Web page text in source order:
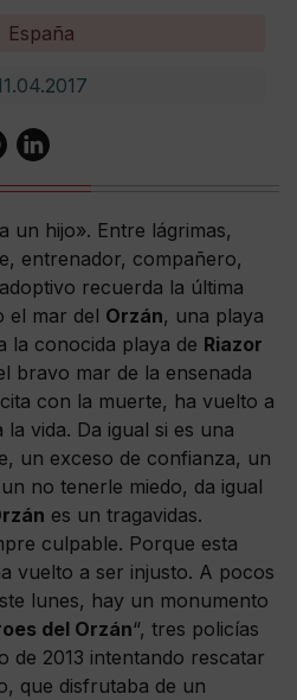
España
un hijo». Entre lágrimas,
entrenador, compañero,
recuerda la última
el mar del Orzán, una playa
la conocida playa de Riazor
bravo mar de la ensenada
con la muerte, ha vuelto a
vida. Da igual si es una
un exceso de confianza, un
no tenerle miedo, da igual
es un tragavidas.
culpable. Porque esta
vuelto a ser injusto. A pocos
lunes, hay un monumento
del Orzán“, tres policías
de 2013 intentando rescatar
que disfrutaba de un